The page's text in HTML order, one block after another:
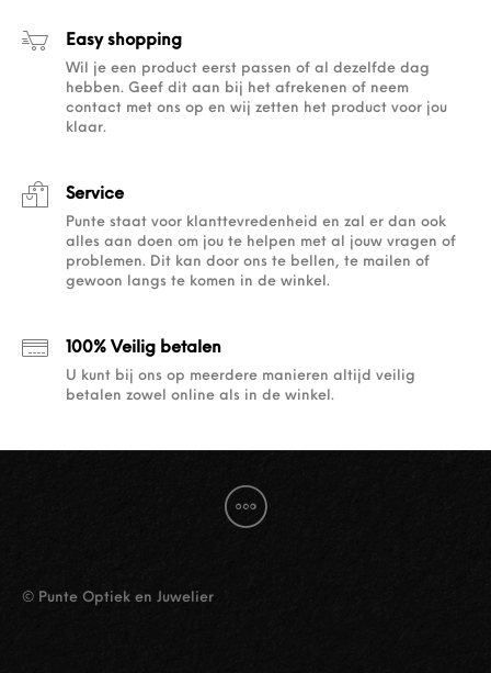
Easy shopping
Wil je een product eerst passen of al dezelfde dag
hebben. Geef dit aan bij het afrekenen of neem
contact met ons op en wij zetten het product voor jou
klaar.
Service
Punte staat voor klanttevredenheid en zal er dan ook
alles aan doen om jou te helpen met al jouw vragen of
problemen. Dit kan door ons te bellen, te mailen of
gewoon langs te komen in de winkel.
100% Veilig betalen
U kunt bij ons op meerdere manieren altijd veilig
betalen zowel online als in de winkel.
© Punte Optiek en Juwelier